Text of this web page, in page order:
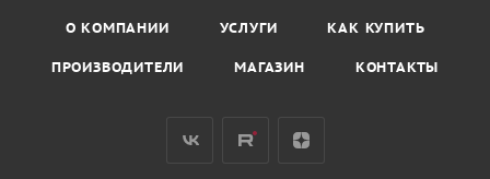
О КОМПАНИИ УСЛУГИ КАК КУПИТЬ
ПРОИЗВОДИТЕЛИ МАГАЗИН КОНТАКТЫ